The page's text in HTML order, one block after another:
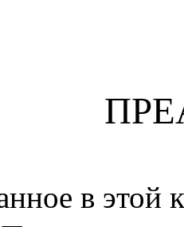
в